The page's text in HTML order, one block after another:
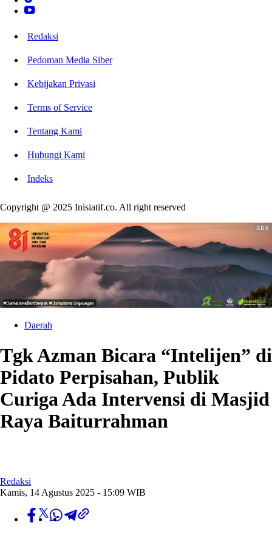
Redaksi
Pedoman Media Siber
Kebijakan Privasi
Terms of Service
Tentang Kami
Hubungi Kami
Indeks
Copyright @ 2025 Inisiatif.co. All right reserved
Daerah
Tgk Azman Bicara “Intelijen” di
Pidato Perpisahan, Publik
Curiga Ada Intervensi di Masjid
Raya Baiturrahman
Redaksi
Kamis, 14 Agustus 2025 - 15:09 WIB